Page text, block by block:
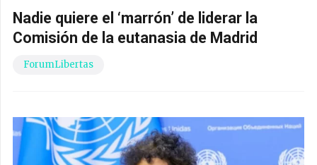
Nadie quiere el ‘marrón’ de liderar la
Comisión de la eutanasia de Madrid
ForumLibertas